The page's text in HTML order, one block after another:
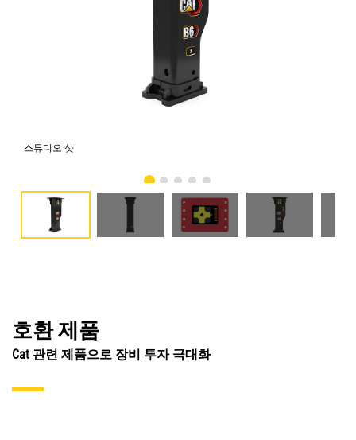
스튜디오 샷
호환 제품
Cat 관련 제품으로 장비 투자 극대화